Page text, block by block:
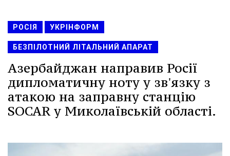
РОСІЯ УКРІНФОРМ
БЕЗПІЛОТНИЙ ЛІТАЛЬНИЙ АПАРАТ
Азербайджан направив Росії
дипломатичну ноту у зв'язку з
атакою на заправну станцію
SOCAR у Миколаївській області.